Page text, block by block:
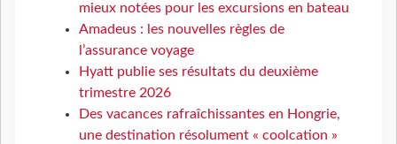
mieux notées pour les excursions en bateau
Amadeus : les nouvelles règles de
l’assurance voyage
Hyatt publie ses résultats du deuxième
trimestre 2026
Des vacances rafraîchissantes en Hongrie,
une destination résolument « coolcation »